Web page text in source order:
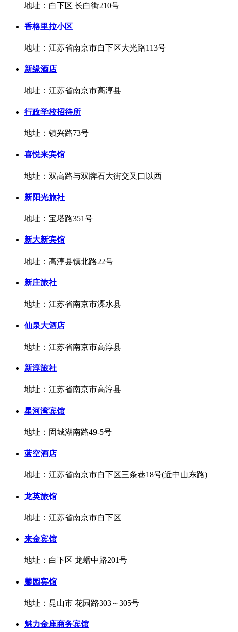
地址：白下区 长白街210号
香格里拉小区
地址：江苏省南京市白下区大光路113号
新缘酒店
地址：江苏省南京市高淳县
行政学校招待所
地址：镇兴路73号
喜悦来宾馆
地址：双高路与双牌石大街交叉口以西
新阳光旅社
地址：宝塔路351号
新大新宾馆
地址：高淳县镇北路22号
新庄旅社
地址：江苏省南京市溧水县
仙泉大酒店
地址：江苏省南京市高淳县
新淳旅社
地址：江苏省南京市高淳县
星河湾宾馆
地址：固城湖南路49-5号
蓝空酒店
地址：江苏省南京市白下区三条巷18号(近中山东路)
龙英旅馆
地址：江苏省南京市白下区
来金宾馆
地址：白下区 龙蟠中路201号
馨园宾馆
地址：昆山市 花园路303～305号
魅力金座商务宾馆